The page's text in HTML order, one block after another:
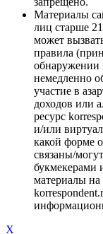
Материалы
лиц старше
может
правила
обнаружении
немедленно
участие в
доходов или
ресурс
и/или
какой форме
связаны/
букмекерами
материалы
X